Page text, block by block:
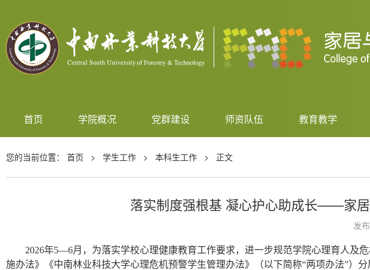
首页 学院概况 党群建设 师资队伍 教育教学
您的当前位置： 首页 > 学生工作 > 本科生工作 > 正文
落实制度强根基 凝心护心助成长——家
发
2026年5—6月，为落实学校心理健康教育工作要求，进一步规范学院心理育人及
施办法》《中南林业科技大学心理危机预警学生管理办法》（以下简称“两项办法”）分